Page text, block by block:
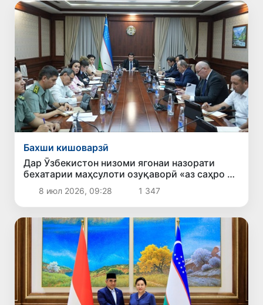
Бахши кишоварзӣ
Дар Ӯзбекистон низоми ягонаи назорати
бехатарии маҳсулоти озуқаворӣ «аз саҳро то
дастархон» ҷорӣ карда мешавад
8 июл 2026, 09:28 1 347